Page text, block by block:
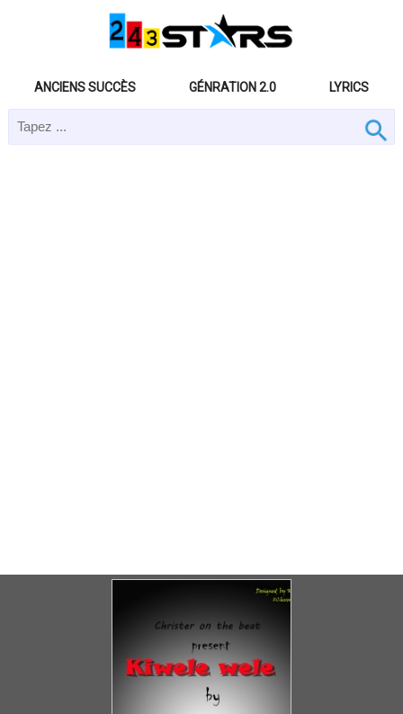
ANCIENS SUCCÈS GÉNRATION 2.0 LYRICS